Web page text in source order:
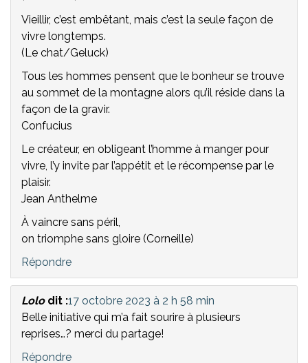
Vieillir, c’est embêtant, mais c’est la seule façon de
vivre longtemps.
(Le chat/Geluck)
Tous les hommes pensent que le bonheur se trouve
au sommet de la montagne alors qu’il réside dans la
façon de la gravir.
Confucius
Le créateur, en obligeant l’homme à manger pour
vivre, l’y invite par l’appétit et le récompense par le
plaisir.
Jean Anthelme
À vaincre sans péril,
on triomphe sans gloire (Corneille)
Répondre
Lolo dit :17 octobre 2023 à 2 h 58 min
Belle initiative qui m’a fait sourire à plusieurs
reprises…? merci du partage!
Répondre